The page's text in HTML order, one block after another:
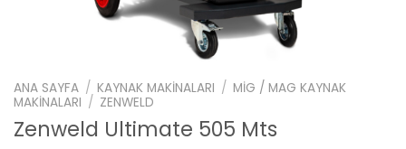
ANA SAYFA / KAYNAK MAKINALARI / MIG / MAG KAYNAK
MAKINALARI / ZENWELD
Zenweld Ultimate 505 Mts